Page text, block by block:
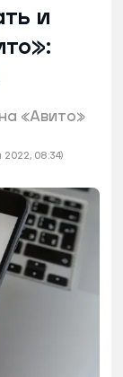
2022, 08:34)
и
«Авито»